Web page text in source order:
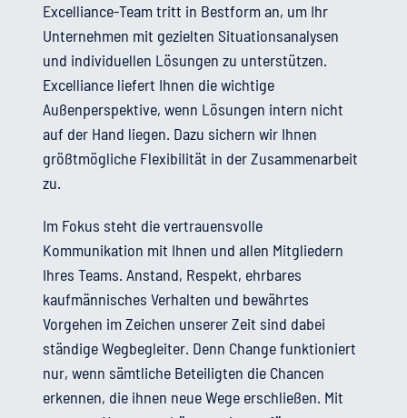
Excelliance-Team tritt in Bestform an, um Ihr
Unternehmen mit gezielten Situationsanalysen
und individuellen Lösungen zu unterstützen.
Excelliance liefert Ihnen die wichtige
Außenperspektive, wenn Lösungen intern nicht
auf der Hand liegen. Dazu sichern wir Ihnen
größtmögliche Flexibilität in der Zusammenarbeit
zu.
Im Fokus steht die vertrauensvolle
Kommunikation mit Ihnen und allen Mitgliedern
Ihres Teams. Anstand, Respekt, ehrbares
kaufmännisches Verhalten und bewährtes
Vorgehen im Zeichen unserer Zeit sind dabei
ständige Wegbegleiter. Denn Change funktioniert
nur, wenn sämtliche Beteiligten die Chancen
erkennen, die ihnen neue Wege erschließen. Mit